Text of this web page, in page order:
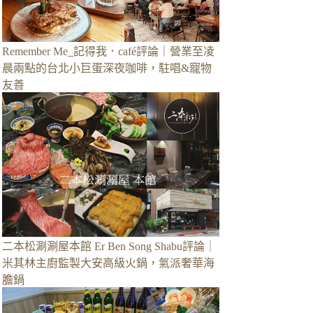
Remember Me_記得我．café評論｜營業至凌
晨兩點的台北小巨蛋深夜咖啡，駐唱&寵物
友善
二本松涮涮屋本館 Er Ben Song Shabu評論｜
米其林主廚監製大安高級火鍋，氣派奢華海
膽鍋